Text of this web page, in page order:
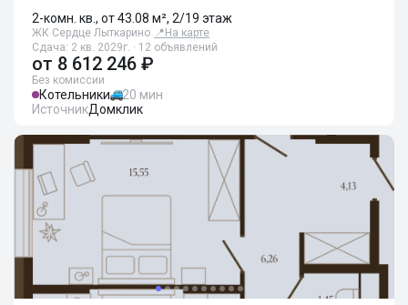
2-комн. кв., от 43.08 м², 2/19 этаж
ЖК Сердце Лыткарино 📍 На карте
Сдача: 2 кв. 2029г. · 12 объявлений
от 8 612 246 ₽
Без комиссии
Котельники
20 мин
ИсточникДомклик